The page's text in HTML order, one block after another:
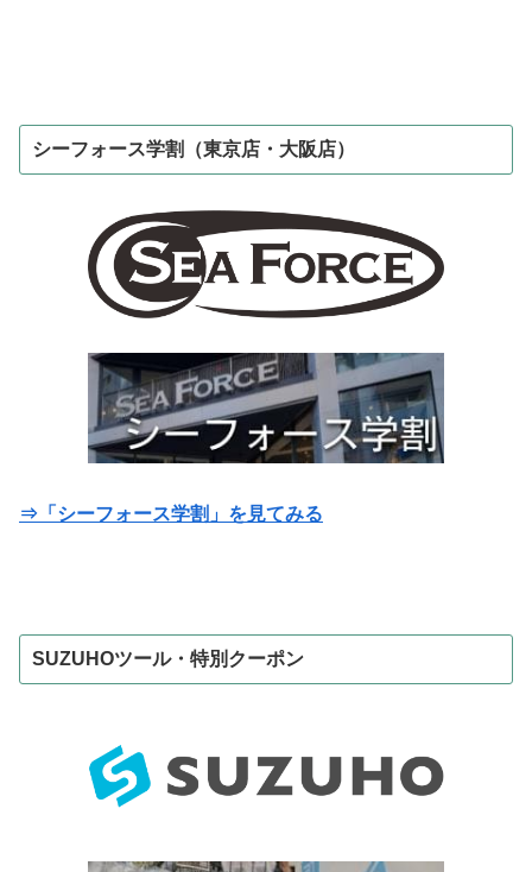
シーフォース学割（東京店・大阪店）
⇒「シーフォース学割」を見てみる
SUZUHOツール・特別クーポン